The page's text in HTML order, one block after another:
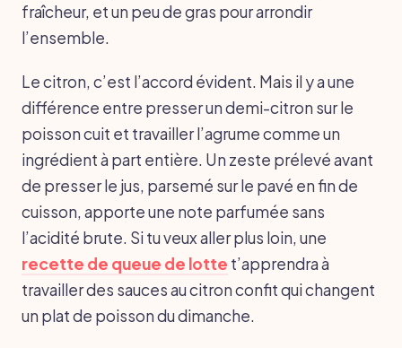
fraîcheur, et un peu de gras pour arrondir
l’ensemble.
Le citron, c’est l’accord évident. Mais il y a une
différence entre presser un demi-citron sur le
poisson cuit et travailler l’agrume comme un
ingrédient à part entière. Un zeste prélevé avant
de presser le jus, parsemé sur le pavé en fin de
cuisson, apporte une note parfumée sans
l’acidité brute. Si tu veux aller plus loin, une
recette de queue de lotte t’apprendra à
travailler des sauces au citron confit qui changent
un plat de poisson du dimanche.